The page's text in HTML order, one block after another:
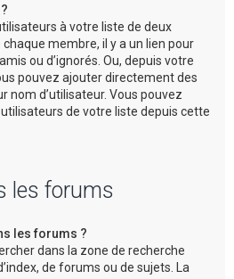
à votre liste de deux
membre, il y a un lien pour
ou d’ignorés. Ou, depuis votre
pouvez ajouter directement des
nom d’utilisateur. Vous pouvez
de votre liste depuis cette
les forums
les forums ?
dans la zone de recherche
de forums ou de sujets. La